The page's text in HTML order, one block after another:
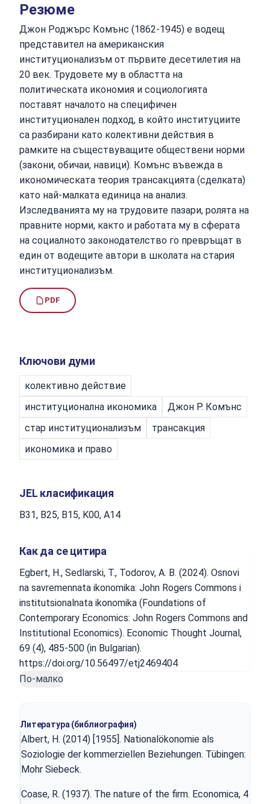
Резюме
Джон Роджърс Комънс (1862-1945) е водещ
представител на американския
институционализъм от първите десетилетия на
20 век. Трудовете му в областта на
политическата икономия и социологията
поставят началото на специфичен
институционален подход, в който институциите
са разбирани като колективни действия в
рамките на съществуващите обществени норми
(закони, обичаи, навици). Комънс въвежда в
икономическата теория трансакцията (сделката)
като най-малката единица на анализ.
Изследванията му на трудовите пазари, ролята на
правните норми, както и работата му в сферата
на социалното законодателство го превръщат в
един от водещите автори в школата на стария
институционализъм.
PDF
Ключови думи
колективно действие
институционална икономика
Джон Р. Комънс
стар институционализъм
трансакция
икономика и право
JEL класификация
B31, B25, B15, K00, A14
Как да се цитира
Egbert, H., Sedlarski, T., Todorov, A. B. (2024). Osnovi
na savremennata ikonomika: John Rogers Commons i
institutsionalnata ikonomika (Foundations of
Contemporary Economics: John Rogers Commons and
Institutional Economics). Economic Thought Journal,
69 (4), 485-500 (in Bulgarian).
https://doi.org/10.56497/etj2469404
По-малко
Литература (библиография)
Albert, H. (2014) [1955]. Nationalökonomie als
Soziologie der kommerziellen Beziehungen. Tübingen:
Mohr Siebeck.
Coase, R. (1937). The nature of the firm. Economica, 4